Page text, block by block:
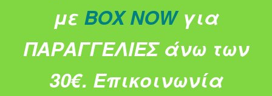
με BOX NOW για
ΠΑΡΑΓΓΕΛΙΕΣ άνω των
30€. Επικοινωνία